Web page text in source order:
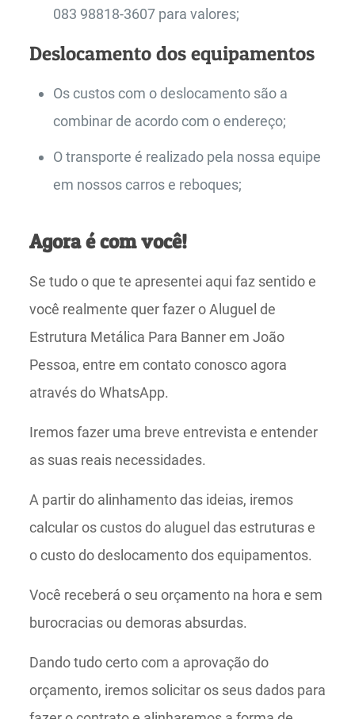
083 98818-3607 para valores;
Deslocamento dos equipamentos
Os custos com o deslocamento são a
combinar de acordo com o endereço;
O transporte é realizado pela nossa equipe
em nossos carros e reboques;
Agora é com você!
Se tudo o que te apresentei aqui faz sentido e
você realmente quer fazer o Aluguel de
Estrutura Metálica Para Banner em João
Pessoa, entre em contato conosco agora
através do WhatsApp.
Iremos fazer uma breve entrevista e entender
as suas reais necessidades.
A partir do alinhamento das ideias, iremos
calcular os custos do aluguel das estruturas e
o custo do deslocamento dos equipamentos.
Você receberá o seu orçamento na hora e sem
burocracias ou demoras absurdas.
Dando tudo certo com a aprovação do
orçamento, iremos solicitar os seus dados para